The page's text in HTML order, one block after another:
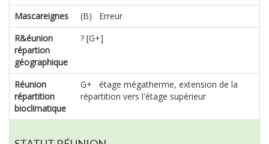
Mascareignes
(B) Erreur
R&éunion
répartion
géographique
? [G+]
Réunion
répartition
bioclimatique
G+ étage mégatherme, extension de la
répartition vers l'étage supérieur